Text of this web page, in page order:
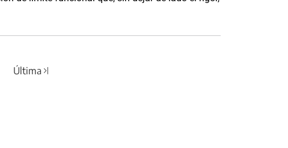
Última